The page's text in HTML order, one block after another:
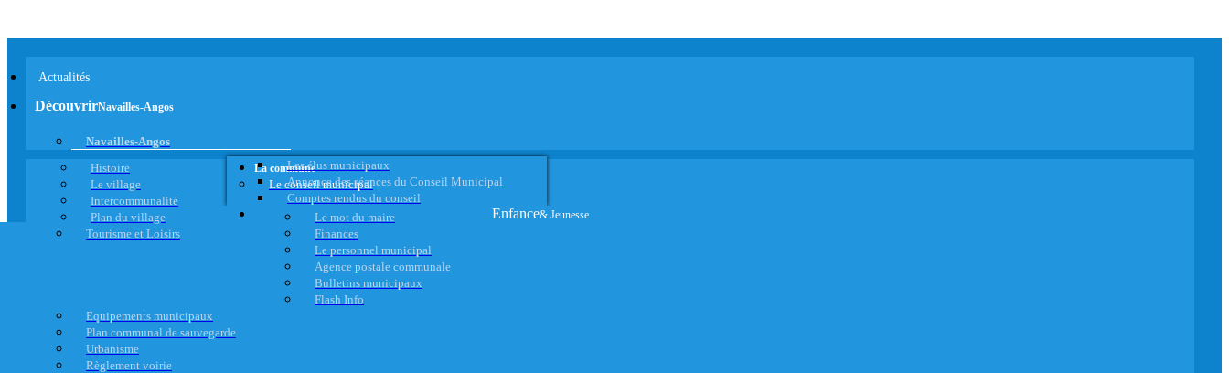
Actualités
DécouvrirNavailles-Angos
Navailles-Angos
Histoire
Le village
Intercommunalité
Plan du village
Tourisme et Loisirs
La commune
Le conseil municipal
Les élus municipaux
Annonce des séances du Conseil Municipal
Comptes rendus du conseil
Le mot du maire
Finances
Le personnel municipal
Agence postale communale
Bulletins municipaux
Flash Info
Equipements municipaux
Plan communal de sauvegarde
Urbanisme
Règlement voirie
Enfance& Jeunesse